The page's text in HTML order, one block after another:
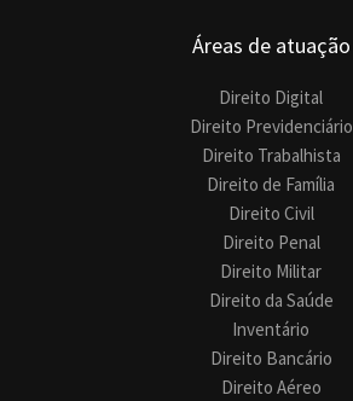
Áreas de atuação
Direito Digital
Direito Previdenciário
Direito Trabalhista
Direito de Família
Direito Civil
Direito Penal
Direito Militar
Direito da Saúde
Inventário
Direito Bancário
Direito Aéreo